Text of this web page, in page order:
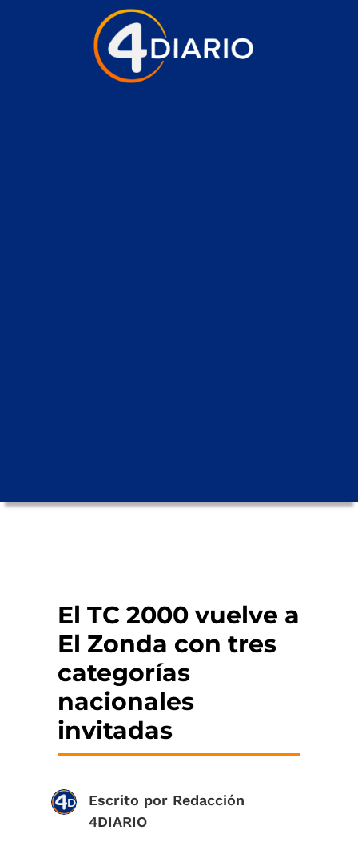
El TC 2000 vuelve a
El Zonda con tres
categorías
nacionales
invitadas
Escrito por Redacción
4DIARIO